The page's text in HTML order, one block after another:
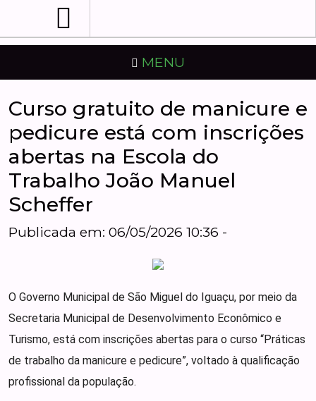
MENU
Curso gratuito de manicure e
pedicure está com inscrições
abertas na Escola do
Trabalho João Manuel
Scheffer
Publicada em: 06/05/2026 10:36 -
O Governo Municipal de São Miguel do Iguaçu, por meio da
Secretaria Municipal de Desenvolvimento Econômico e
Turismo, está com inscrições abertas para o curso “Práticas
de trabalho da manicure e pedicure”, voltado à qualificação
profissional da população.